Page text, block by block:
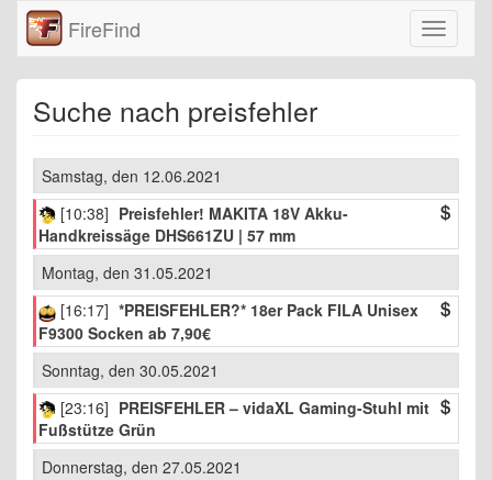
FireFind
Suche nach preisfehler
Samstag, den 12.06.2021
[10:38] Preisfehler! MAKITA 18V Akku-
Handkreissäge DHS661ZU | 57 mm
Montag, den 31.05.2021
[16:17] *PREISFEHLER?* 18er Pack FILA Unisex
F9300 Socken ab 7,90€
Sonntag, den 30.05.2021
[23:16] PREISFEHLER – vidaXL Gaming-Stuhl mit
Fußstütze Grün
Donnerstag, den 27.05.2021